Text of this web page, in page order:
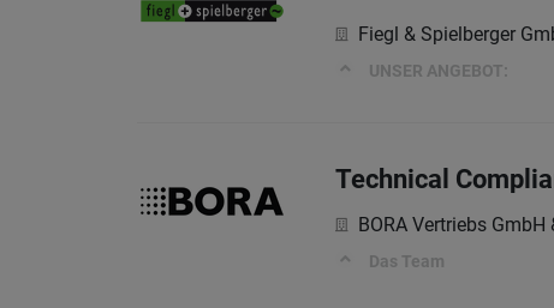
Fiegl & Spielberger
UNSER ANGEBOT:
Technical
BORA Vertriebs GmbH
Das Team